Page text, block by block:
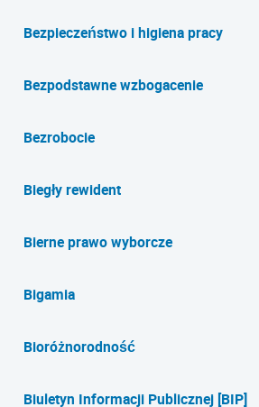
Bezpieczeństwo i higiena pracy
Bezpodstawne wzbogacenie
Bezrobocie
Biegły rewident
Bierne prawo wyborcze
Bigamia
Bioróżnorodność
Biuletyn Informacji Publicznej [BIP]